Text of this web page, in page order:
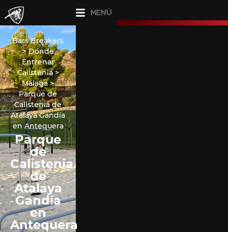
MENÚ
Bars Breakers
>Dónde
Entrenar
Calistenia>
Málaga>
Parque de
Calistenia de
Atalaya Gandía
en Antequera
Parque
de
Calistenia
de
Atalaya
Gandía
en
Antequera